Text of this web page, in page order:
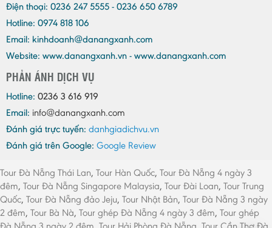
Điện thoại: 0236 247 5555 - 0236 650 6789
Hotline: 0974 818 106
Email: kinhdoanh@danangxanh.com
Website: www.danangxanh.vn - www.danangxanh.com
PHẢN ÁNH DỊCH VỤ
Hotline: 0236 3 616 919
Email: info@danangxanh.com
Đánh giá trực tuyến: danhgiadichvu.vn
Đánh giá trên Google: Google Review
Tour Đà Nẵng Thái Lan, Tour Hàn Quốc, Tour Đà Nẵng 4 ngày 3
đêm, Tour Đà Nẵng Singapore Malaysia, Tour Đài Loan, Tour Trung
Quốc, Tour Đà Nẵng đảo Jeju, Tour Nhật Bản, Tour Đà Nẵng 3 ngày
2 đêm, Tour Bà Nà, Tour ghép Đà Nẵng 4 ngày 3 đêm, Tour ghép